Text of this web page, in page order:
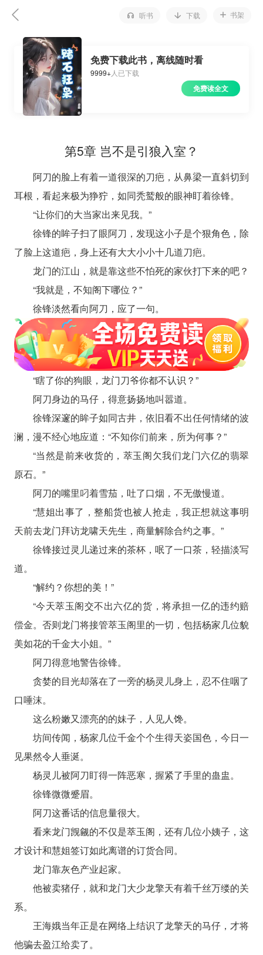
听书 下载 书架
免费下载此书，离线随时看
9999+人已下载
免费读全文
第5章 岂不是引狼入室？
阿刀的脸上有着一道很深的刀疤，从鼻梁一直斜切到
耳根，看起来极为狰狞，如同秃鹫般的眼神盯着徐锋。
“让你们的大当家出来见我。”
徐锋的眸子扫了眼阿刀，发现这小子是个狠角色，除
了脸上这道疤，身上还有大大小小十几道刀疤。
龙门的江山，就是靠这些不怕死的家伙打下来的吧？
“我就是，不知阁下哪位？”
徐锋淡然看向阿刀，应了一句。
“瞎了你的狗眼，龙门刀爷你都不认识？”
阿刀身边的马仔，得意扬扬地叫嚣道。
徐锋深邃的眸子如同古井，依旧看不出任何情绪的波
澜，漫不经心地应道：“不知你们前来，所为何事？”
“当然是前来收货的，萃玉阁欠我们龙门六亿的翡翠
原石。”
阿刀的嘴里叼着雪茄，吐了口烟，不无傲慢道。
“慧姐出事了，整船货也被人抢走，我正想就这事明
天前去龙门拜访龙啸天先生，商量解除合约之事。”
徐锋接过灵儿递过来的茶杯，呡了一口茶，轻描淡写
道。
“解约？你想的美！”
“今天萃玉阁交不出六亿的货，将承担一亿的违约赔
偿金。否则龙门将接管萃玉阁里的一切，包括杨家几位貌
美如花的千金大小姐。”
阿刀得意地警告徐锋。
贪婪的目光却落在了一旁的杨灵儿身上，忍不住咽了
口唾沫。
这么粉嫩又漂亮的的妹子，人见人馋。
坊间传闻，杨家几位千金个个生得天姿国色，今日一
见果然令人垂涎。
杨灵儿被阿刀盯得一阵恶寒，握紧了手里的蛊盅。
徐锋微微蹙眉。
阿刀这番话的信息量很大。
看来龙门觊觎的不仅是萃玉阁，还有几位小姨子，这
才设计和慧姐签订如此离谱的订货合同。
龙门靠灰色产业起家。
他被卖猪仔，就和龙门大少龙擎天有着千丝万缕的关
系。
王海娥当年正是在网络上结识了龙擎天的马仔，才将
他骗去盈江给卖了。